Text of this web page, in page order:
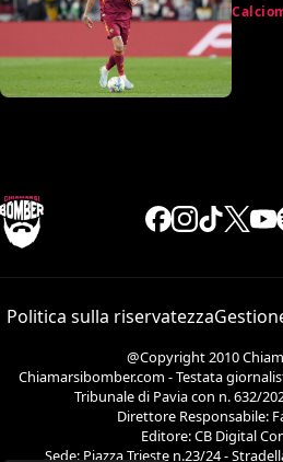
Politica sulla riservatezza
@Copyright 2010
Chiamarsibomber.com - Testata
Tribunale di Pavia con n. 632/
Direttore Responsabile:
Editore: CB Digital
Sede: Piazza Trieste n.23/24 -